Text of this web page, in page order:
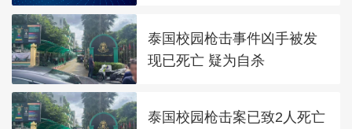
泰国校园枪击事件凶手被发
现已死亡 疑为自杀
泰国校园枪击案已致2人死亡